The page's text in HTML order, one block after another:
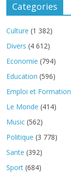
Categories
Culture (1 382)
Divers (4 612)
Economie (794)
Education (596)
Emploi et Formation
Le Monde (414)
Music (562)
Politique (3 778)
Sante (392)
Sport (684)